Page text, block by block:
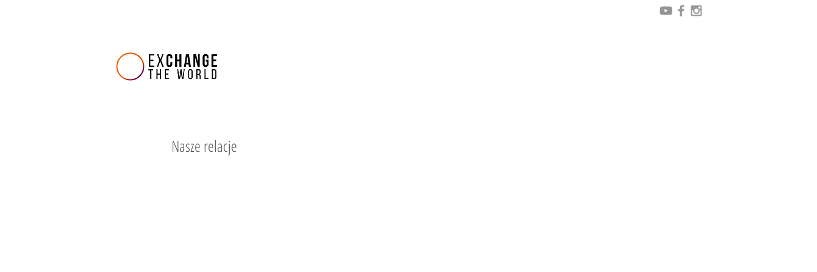
Nasze relacje